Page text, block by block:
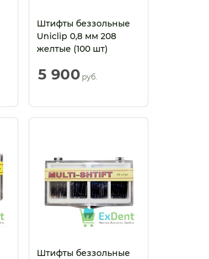
Штифты беззольные
Uniclip 0,8 мм 208
желтые (100 шт)
5 900 руб.
Штифты беззольные